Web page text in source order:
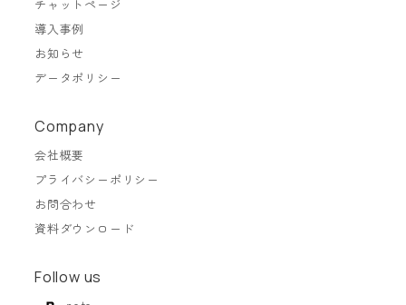
チャットページ
導入事例
お知らせ
データポリシー
Company
会社概要
プライバシーポリシー
お問合わせ
資料ダウンロード
Follow us